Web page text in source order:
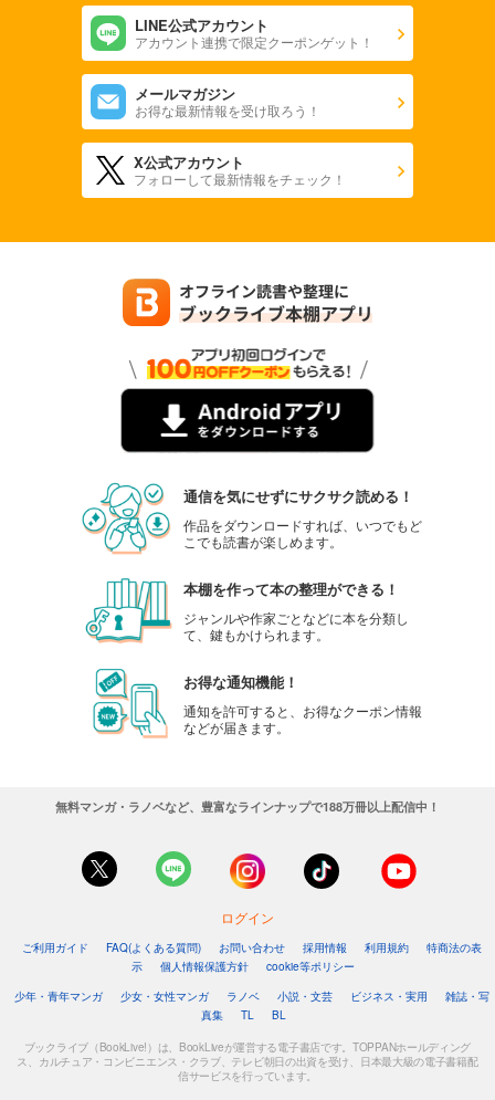
LINE公式アカウント
アカウント連携で限定クーポンゲット！
メールマガジン
お得な最新情報を受け取ろう！
X公式アカウント
フォローして最新情報をチェック！
通信を気にせずにサクサク読める！
作品をダウンロードすれば、いつでもど
こでも読書が楽しめます。
本棚を作って本の整理ができる！
ジャンルや作家ごとなどに本を分類し
て、鍵もかけられます。
お得な通知機能！
通知を許可すると、お得なクーポン情報
などが届きます。
無料マンガ・ラノベなど、豊富なラインナップで188万冊以上配信中！
ログイン
ご利用ガイド FAQ(よくある質問) お問い合わせ 採用情報 利用規約
特商法の表
示
個人情報保護方針
cookie等ポリシー
少年・青年マンガ
少女・女性マンガ ラノベ 小説・文芸 ビジネス・実用
雑誌・写
真集
TL BL
ブックライブ（BookLive!）は、BookLiveが運営する電子書店です。TOPPANホールディング
ス、カルチュア・コンビニエンス・クラブ、テレビ朝日の出資を受け、日本最大級の電子書籍配
信サービスを行っています。